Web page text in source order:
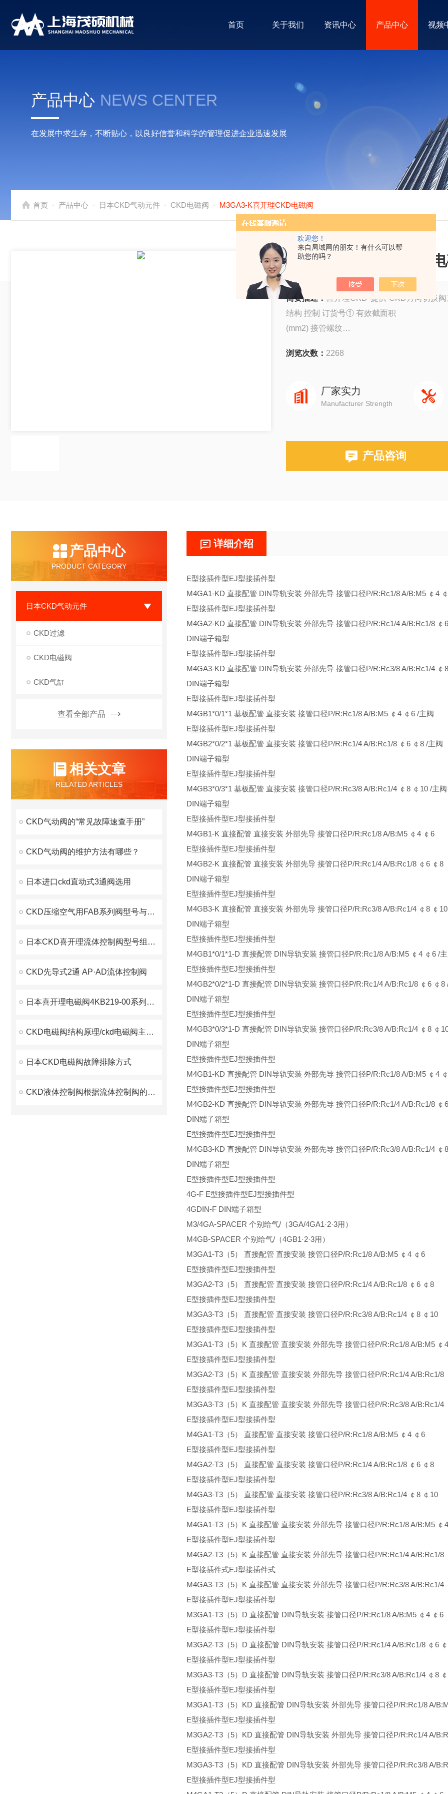
欢迎您！
来自局域网的朋友！有什么可以帮
助您的吗？
首页 关于我们 资讯中心 产品中心 视频
产品中心 NEWS CENTER
在发展中求生存，不断贴心，以良好信誉和科学的管理促进企业迅速发展
首页 - 产品中心 - 日本CKD气动元件 - CKD电磁阀 - M3GA3-K喜开理CKD电磁阀
M3GA3-K喜开理CKD电
简要描述： 喜开理CKD*提供-CKD方向切换
结构 控制 订货号① 有效截面积
(mm2) 接管螺纹
(MPa) 换向时间
介质温度
三位五通 双电控 6Y 10 1/8 0.15～0.8 ≤0.4 -
三位五通 双电控 8Y 20 1/4
浏览次数： 2268
厂家实力
Manufacturer Strength
产品咨询
产品中心
PRODUCT CATEGORY
日本CKD气动元件
CKD过滤
CKD电磁阀
CKD气缸
查看全部产品
相关文章
RELATED ARTICLES
CKD气动阀的“常见故障速查手册”
CKD气动阀的维护方法有哪些？
日本进口ckd直动式3通阀选用
CKD压缩空气用FAB系列阀型号与参数相对
日本CKD喜开理流体控制阀型号组成方式
CKD先导式2通 AP·AD流体控制阀
日本喜开理电磁阀4KB219-00系列使用功能
CKD电磁阀结构原理/ckd电磁阀主要特点
日本CKD电磁阀故障排除方式
CKD液体控制阀根据流体控制阀的种类和特点
详细介绍
E型接插件型EJ型接插件型
M4GA1-KD 直接配管 DIN导轨安装 外部先导 接管口径P/R:Rc1/8 A/B:M5 ￠4
E型接插件型EJ型接插件型
M4GA2-KD 直接配管 DIN导轨安装 外部先导 接管口径P/R:Rc1/4 A/B:Rc1/8 ￠
DIN端子箱型
E型接插件型EJ型接插件型
M4GA3-KD 直接配管 DIN导轨安装 外部先导 接管口径P/R:Rc3/8 A/B:Rc1/4 ￠
DIN端子箱型
E型接插件型EJ型接插件型
M4GB1*0/1*1 基板配管 直接安装 接管口径P/R:Rc1/8 A/B:M5 ￠4 ￠6 /主阀
E型接插件型EJ型接插件型
M4GB2*0/2*1 基板配管 直接安装 接管口径P/R:Rc1/4 A/B:Rc1/8 ￠6 ￠8 /主阀
DIN端子箱型
E型接插件型EJ型接插件型
M4GB3*0/3*1 基板配管 直接安装 接管口径P/R:Rc3/8 A/B:Rc1/4 ￠8 ￠10 /主阀
DIN端子箱型
E型接插件型EJ型接插件型
M4GB1-K 直接配管 直接安装 外部先导 接管口径P/R:Rc1/8 A/B:M5 ￠4 ￠6
E型接插件型EJ型接插件型
M4GB2-K 直接配管 直接安装 外部先导 接管口径P/R:Rc1/4 A/B:Rc1/8 ￠6 ￠8
DIN端子箱型
E型接插件型EJ型接插件型
M4GB3-K 直接配管 直接安装 外部先导 接管口径P/R:Rc3/8 A/B:Rc1/4 ￠8 ￠10
DIN端子箱型
E型接插件型EJ型接插件型
M4GB1*0/1*1-D 直接配管 DIN导轨安装 接管口径P/R:Rc1/8 A/B:M5 ￠4 ￠6 /
E型接插件型EJ型接插件型
M4GB2*0/2*1-D 直接配管 DIN导轨安装 接管口径P/R:Rc1/4 A/B:Rc1/8 ￠6 ￠8
DIN端子箱型
E型接插件型EJ型接插件型
M4GB3*0/3*1-D 直接配管 DIN导轨安装 接管口径P/R:Rc3/8 A/B:Rc1/4 ￠8 ￠
DIN端子箱型
E型接插件型EJ型接插件型
M4GB1-KD 直接配管 DIN导轨安装 外部先导 接管口径P/R:Rc1/8 A/B:M5 ￠4
E型接插件型EJ型接插件型
M4GB2-KD 直接配管 DIN导轨安装 外部先导 接管口径P/R:Rc1/4 A/B:Rc1/8 ￠
DIN端子箱型
E型接插件型EJ型接插件型
M4GB3-KD 直接配管 DIN导轨安装 外部先导 接管口径P/R:Rc3/8 A/B:Rc1/4 ￠
DIN端子箱型
E型接插件型EJ型接插件型
4G-F E型接插件型EJ型接插件型
4GDIN-F DIN端子箱型
M3/4GA-SPACER 个别给气/（3GA/4GA1·2·3用）
M4GB-SPACER 个别给气/（4GB1·2·3用）
M3GA1-T3（5） 直接配管 直接安装 接管口径P/R:Rc1/8 A/B:M5 ￠4 ￠6
E型接插件型EJ型接插件型
M3GA2-T3（5） 直接配管 直接安装 接管口径P/R:Rc1/4 A/B:Rc1/8 ￠6 ￠8
E型接插件型EJ型接插件型
M3GA3-T3（5） 直接配管 直接安装 接管口径P/R:Rc3/8 A/B:Rc1/4 ￠8 ￠10
E型接插件型EJ型接插件型
M3GA1-T3（5）K 直接配管 直接安装 外部先导 接管口径P/R:Rc1/8 A/B:M5 ￠
E型接插件型EJ型接插件型
M3GA2-T3（5）K 直接配管 直接安装 外部先导 接管口径P/R:Rc1/4 A/B:Rc1/8
E型接插件型EJ型接插件型
M3GA3-T3（5）K 直接配管 直接安装 外部先导 接管口径P/R:Rc3/8 A/B:Rc1/4
E型接插件型EJ型接插件型
M4GA1-T3（5） 直接配管 直接安装 接管口径P/R:Rc1/8 A/B:M5 ￠4 ￠6
E型接插件型EJ型接插件型
M4GA2-T3（5） 直接配管 直接安装 接管口径P/R:Rc1/4 A/B:Rc1/8 ￠6 ￠8
E型接插件型EJ型接插件型
M4GA3-T3（5） 直接配管 直接安装 接管口径P/R:Rc3/8 A/B:Rc1/4 ￠8 ￠10
E型接插件型EJ型接插件型
M4GA1-T3（5）K 直接配管 直接安装 外部先导 接管口径P/R:Rc1/8 A/B:M5 ￠
E型接插件型EJ型接插件型
M4GA2-T3（5）K 直接配管 直接安装 外部先导 接管口径P/R:Rc1/4 A/B:Rc1/8
E型接插件式EJ型接插件式
M4GA3-T3（5）K 直接配管 直接安装 外部先导 接管口径P/R:Rc3/8 A/B:Rc1/4
E型接插件型EJ型接插件型
M3GA1-T3（5）D 直接配管 DIN导轨安装 接管口径P/R:Rc1/8 A/B:M5 ￠4 ￠6
E型接插件型EJ型接插件型
M3GA2-T3（5）D 直接配管 DIN导轨安装 接管口径P/R:Rc1/4 A/B:Rc1/8 ￠6
E型接插件型EJ型接插件型
M3GA3-T3（5）D 直接配管 DIN导轨安装 接管口径P/R:Rc3/8 A/B:Rc1/4 ￠8
E型接插件型EJ型接插件型
M3GA1-T3（5）KD 直接配管 DIN导轨安装 外部先导 接管口径P/R:Rc1/8 A/
E型接插件型EJ型接插件型
M3GA2-T3（5）KD 直接配管 DIN导轨安装 外部先导 接管口径P/R:Rc1/4 A/
E型接插件型EJ型接插件型
M3GA3-T3（5）KD 直接配管 DIN导轨安装 外部先导 接管口径P/R:Rc3/8 A/
E型接插件型EJ型接插件型